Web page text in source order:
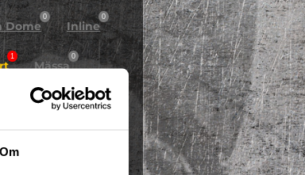
Om
Dome
0
Inline
0
1
Mässa
0
0